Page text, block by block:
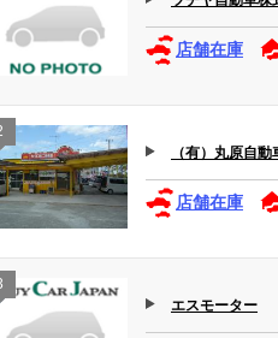
店舗在庫
（有）丸原自動
店舗在庫
エスモーター